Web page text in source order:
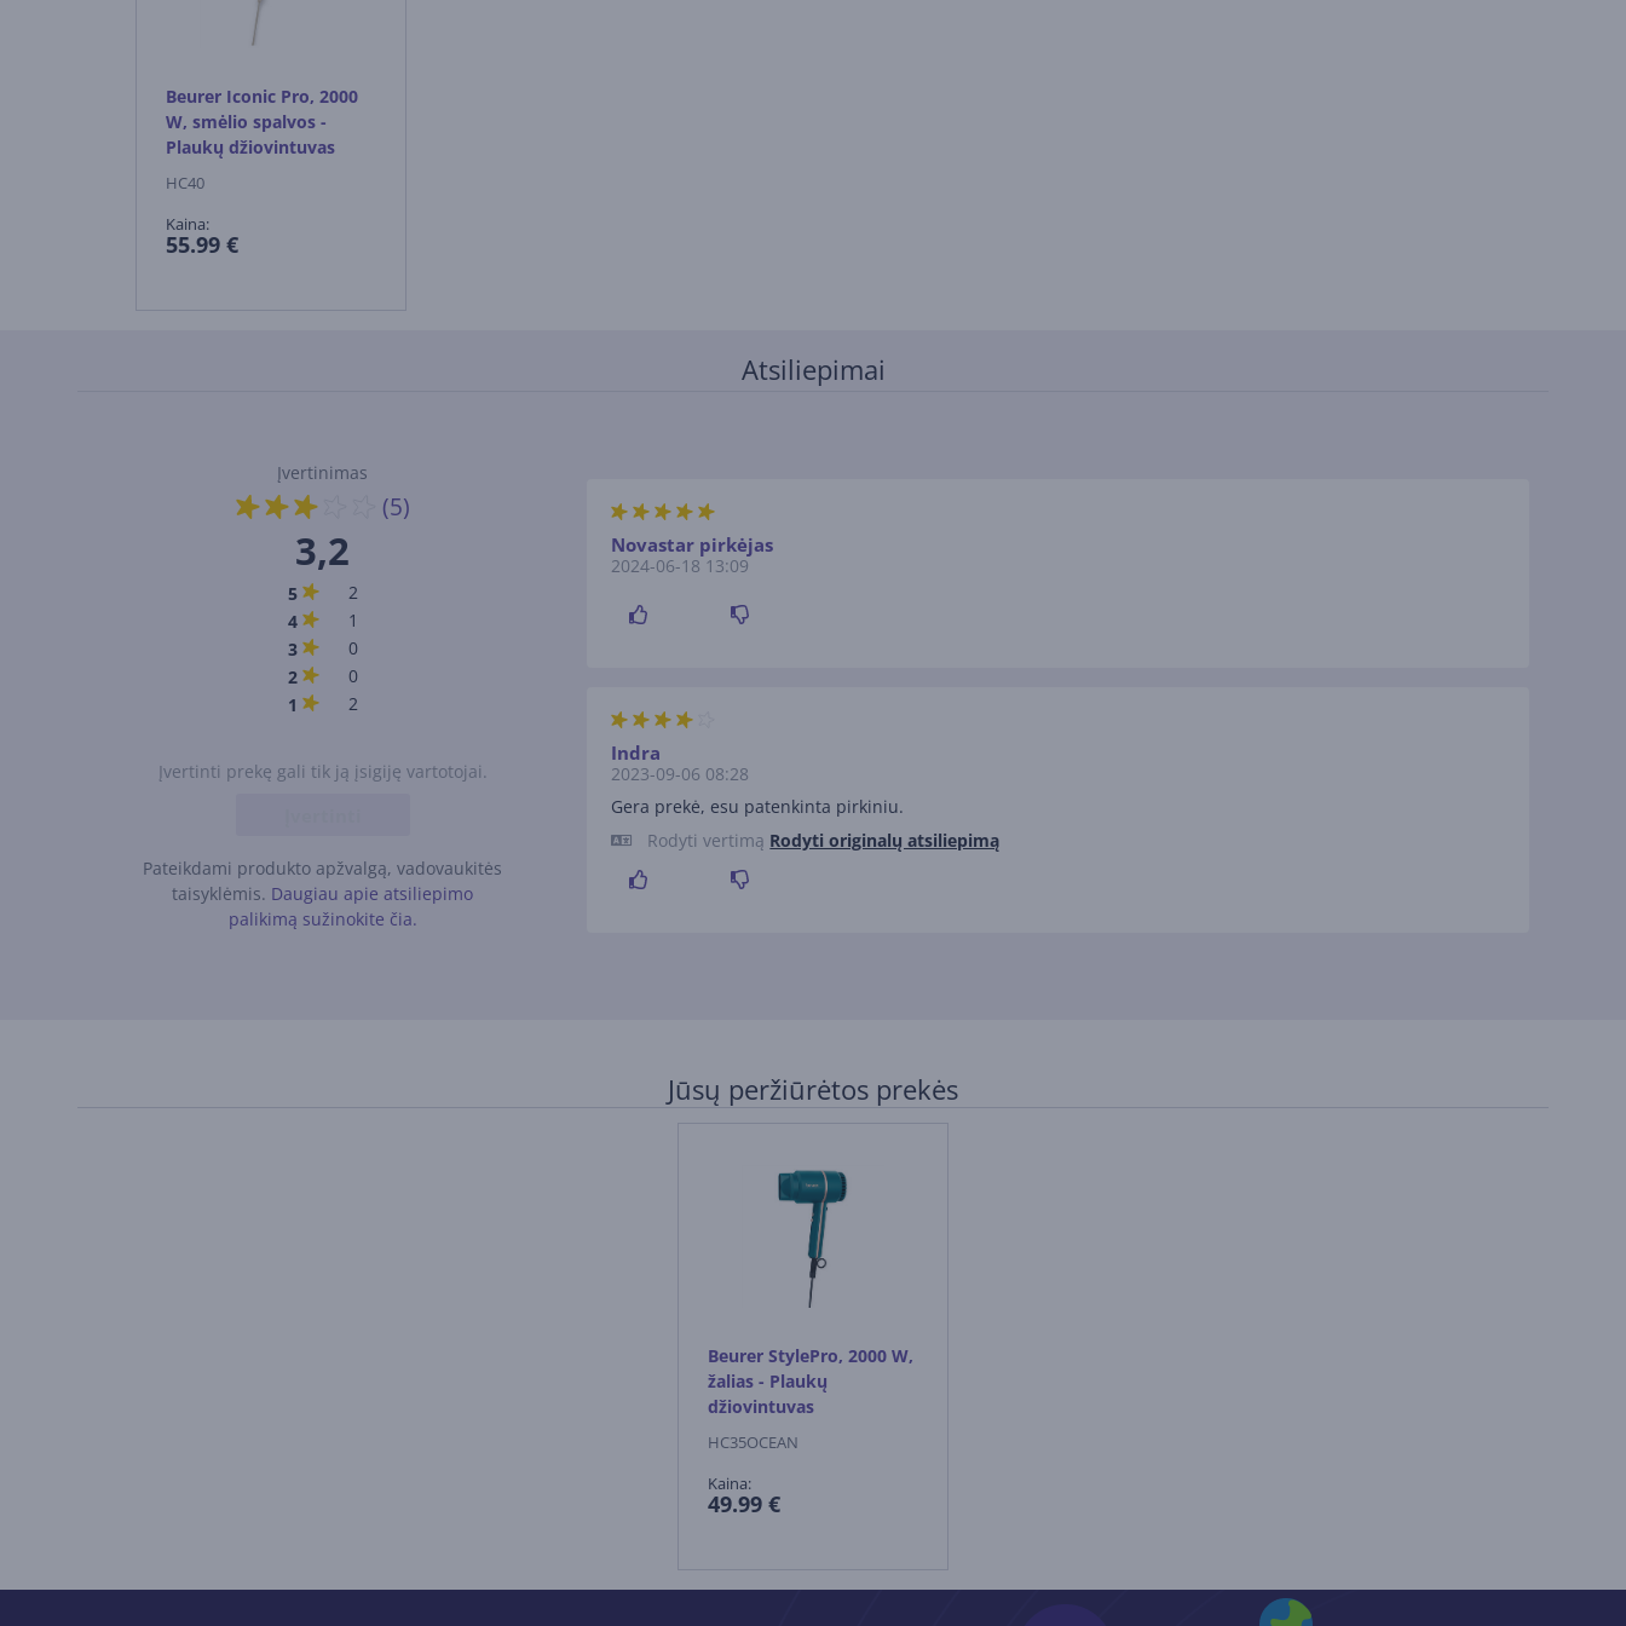
Beurer Iconic Pro, 2000
W, smėlio spalvos -
Plaukų džiovintuvas
HC40
Kaina:
55.99 €
Atsiliepimai
Įvertinimas
(5)
3,2
5
2
4
1
3
0
2
0
1
2
Įvertinti prekę gali tik ją įsigiję vartotojai.
Pateikdami produkto apžvalgą, vadovaukitės
taisyklėmis. Daugiau apie atsiliepimo
palikimą sužinokite čia.
Novastar pirkėjas
2024-06-18 13:09
Indra
2023-09-06 08:28
Gera prekė, esu patenkinta pirkiniu.
Rodyti vertimą Rodyti originalų atsiliepimą
Jūsų peržiūrėtos prekės
Beurer StylePro, 2000 W,
žalias - Plaukų
džiovintuvas
HC35OCEAN
Kaina:
49.99 €